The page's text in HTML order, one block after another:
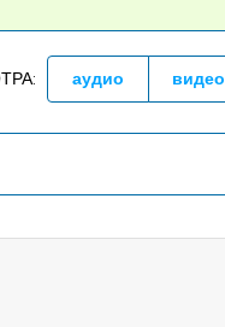
аудио видео